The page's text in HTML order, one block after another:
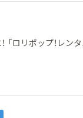
「ロリポップ！レン